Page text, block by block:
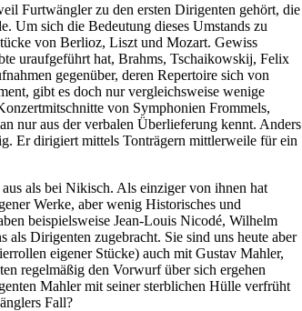
Furtwängler zu den ersten Dirigenten gehört, die
Um sich die Bedeutung dieses Umstands zu
von Berlioz, Liszt und Mozart. Gewiss
uraufgeführt hat, Brahms, Tschaikowskij, Felix
gegenüber, deren Repertoire sich von
gibt es doch nur vergleichsweise wenige
von Symphonien Frommels,
nur aus der verbalen Überlieferung kennt. Anders
Er dirigiert mittels Tonträgern mittlerweile für ein
als bei Nikisch. Als einziger von ihnen hat
Werke, aber wenig Historisches und
beispielsweise Jean-Louis Nicodé, Wilhelm
Dirigenten zugebracht. Sie sind uns heute aber
eigener Stücke) auch mit Gustav Mahler,
regelmäßig den Vorwurf über sich ergehen
Mahler mit seiner sterblichen Hülle verfrüht
Fall?